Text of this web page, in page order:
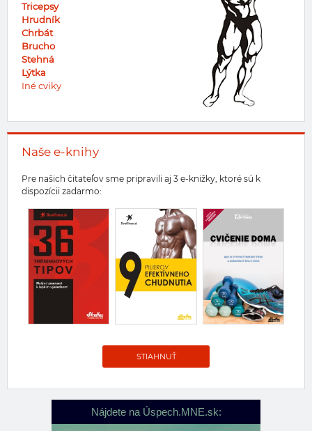
Tricepsy
Hrudník
Chrbát
Brucho
Stehná
Lýtka
Iné cviky
Naše e-knihy
Pre našich čitateľov sme pripravili aj 3 e-knižky, ktoré sú k
dispozícii zadarmo:
STIAHNUŤ